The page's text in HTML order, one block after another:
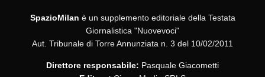
SpazioMilan è un supplemento editoriale della Testata
Giornalistica "Nuovevoci"
Aut. Tribunale di Torre Annunziata n. 3 del 10/02/2011
Direttore responsabile: Pasquale Giacometti